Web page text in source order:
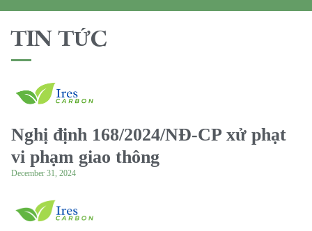
TIN TỨC
Nghị định 168/2024/NĐ-CP xử phạt
vi phạm giao thông
December 31, 2024